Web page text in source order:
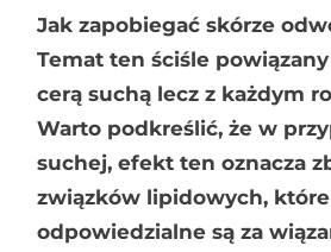
Jak zapobiegać skórze
Temat ten ściśle
cerą suchą lecz z każdym
Warto podkreślić, że w
suchej, efekt ten oznacza
związków lipidowych, które
odpowiedzialne są za